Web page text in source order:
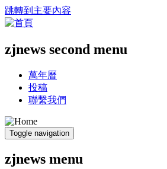
跳轉到主要內容
zjnews second menu
萬年曆
投稿
聯繫我們
Toggle navigation
zjnews menu